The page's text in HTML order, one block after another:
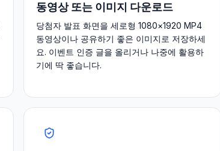
동영상 또는 이미지 다운로드
당첨자 발표 화면을 세로형 1080×1920 MP4
동영상이나 공유하기 좋은 이미지로 저장하세
요. 이벤트 인증 글을 올리거나 나중에 활용하
기에 딱 좋습니다.